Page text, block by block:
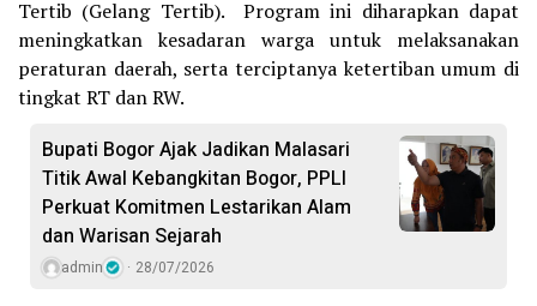
Tertib (Gelang Tertib). Program ini diharapkan dapat
meningkatkan kesadaran warga untuk melaksanakan
peraturan daerah, serta terciptanya ketertiban umum di
tingkat RT dan RW.
Bupati Bogor Ajak Jadikan Malasari
Titik Awal Kebangkitan Bogor, PPLI
Perkuat Komitmen Lestarikan Alam
dan Warisan Sejarah
admin 28/07/2026